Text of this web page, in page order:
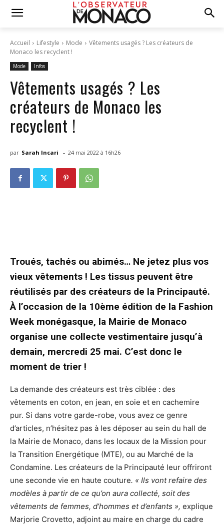
Accueil Lifestyle Mode
Vêtements usagés ? Les créateurs de
Monaco les recyclent !
Mode Infos
Vêtements usagés ? Les
créateurs de Monaco les
recyclent !
par Sarah Incari - 24 mai 2022 à 16h26
Troués, tachés ou abimés… Ne jetez plus vos
vieux vêtements ! Les tissus peuvent être
réutilisés par des créateurs de la Principauté.
À l’occasion de la 10ème édition de la Fashion
Week monégasque, la Mairie de Monaco
organise une collecte vestimentaire jusqu’à
demain, mercredi 25 mai. C’est donc le
moment de trier !
La demande des créateurs est très ciblée : des
vêtements en coton, en jean, en soie et en cachemire
pur. Si dans votre garde-robe, vous avez ce genre
d’articles, n’hésitez pas à les déposer au sein du hall de
la Mairie de Monaco, dans les locaux de la Mission pour
la Transition Energétique (MTE), ou au Marché de la
Condamine. Les créateurs de la Principauté leur offriront
une seconde vie en haute couture. « Ils vont refaire des
modèles à partir de ce qu’on aura collecté, soit des
vêtements de femmes, d’hommes et d’enfants », explique
Marjorie Crovetto, adjoint au maire en charge du cadre